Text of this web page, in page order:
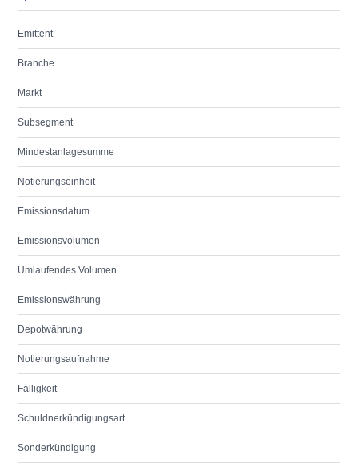
Emittent
Branche
Markt
Subsegment
Mindestanlagesumme
Notierungseinheit
Emissionsdatum
Emissionsvolumen
Umlaufendes Volumen
Emissionswährung
Depotwährung
Notierungsaufnahme
Fälligkeit
Schuldnerkündigungsart
Sonderkündigung